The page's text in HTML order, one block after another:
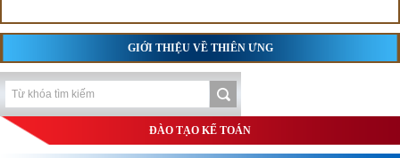
GIỚI THIỆU VỀ THIÊN ƯNG
ĐÀO TẠO KẾ TOÁN